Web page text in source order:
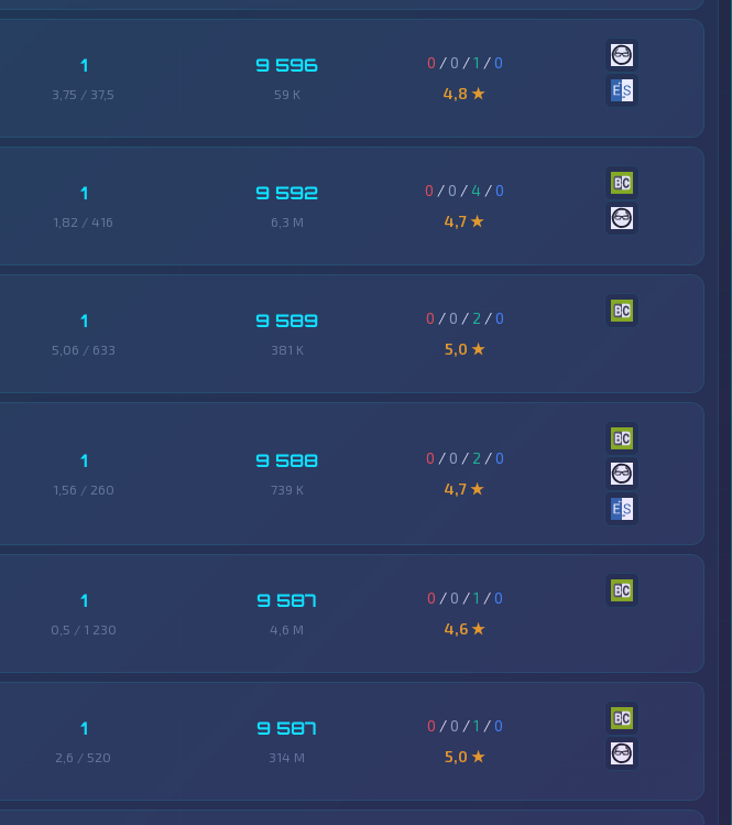
1
3,75 / 37,5
9 596
59 K
0 / 0 /1 /0
4,8 ★
1
1,82 / 416
9 592
6,3 M
0 / 0 / 4 /0
4,7 ★
1
5,06 / 633
9 589
381 K
0 / 0 / 2 /0
5,0 ★
1
1,56 / 260
9 588
739 K
0 / 0 / 2 /0
4,7 ★
1
0,5 / 1 230
9 587
4,6 M
0 / 0 /1 /0
4,6 ★
1
2,6 / 520
9 587
314 M
0 / 0 /1 /0
5,0 ★